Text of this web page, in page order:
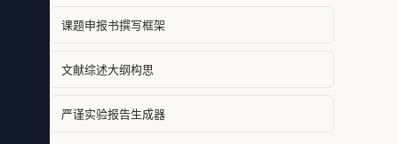
课题申报书撰写框架
文献综述大纲构思
严谨实验报告生成器